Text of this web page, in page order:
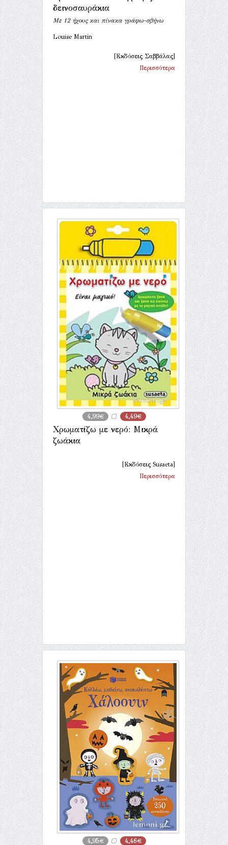
δεινοσαυράκια
Με 12 ήχους και πίνακα γράφω-σβήνω
Louise Martin
[Εκδόσεις Σαββάλας]
Περισσότερα
4,99€ 4,49€
Χρωματίζω με νερό: Μικρά
ζωάκια
[Εκδόσεις Susaeta]
Περισσότερα
4,95€ 4,46€